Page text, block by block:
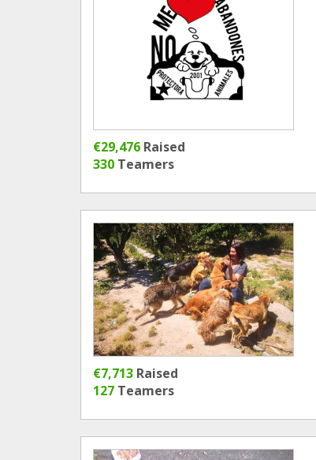
€29,476 Raised
330 Teamers
€7,713 Raised
127 Teamers